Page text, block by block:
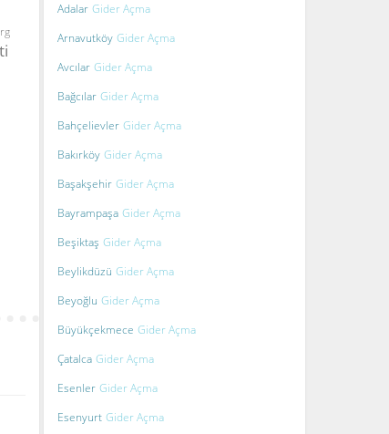
Adalar Gider Açma
Arnavutköy Gider Açma
Avcılar Gider Açma
Bağcılar Gider Açma
Bahçelievler Gider Açma
Bakırköy Gider Açma
Başakşehir Gider Açma
Bayrampaşa Gider Açma
Beşiktaş Gider Açma
Beylikdüzü Gider Açma
Beyoğlu Gider Açma
Büyükçekmece Gider Açma
Çatalca Gider Açma
Esenler Gider Açma
Esenyurt Gider Açma